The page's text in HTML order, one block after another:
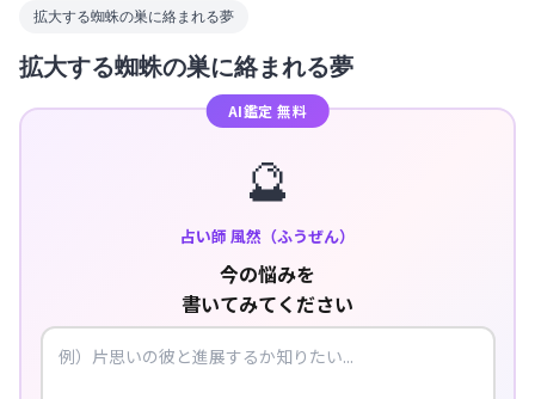
拡大する蜘蛛の巣に絡まれる夢
拡大する蜘蛛の巣に絡まれる夢
AI鑑定 無料
🔮
占い師 風然（ふうぜん）
今の悩みを
書いてみてください